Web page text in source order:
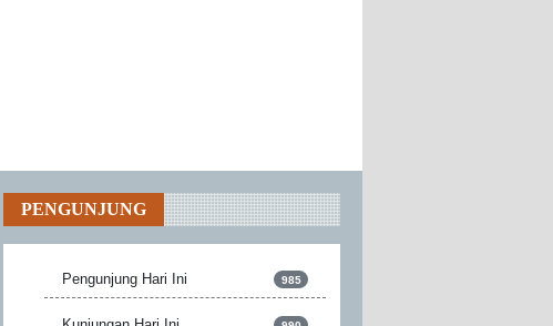
PENGUNJUNG
Pengunjung Hari Ini 985